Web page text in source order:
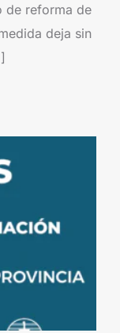
de reforma de
deja sin